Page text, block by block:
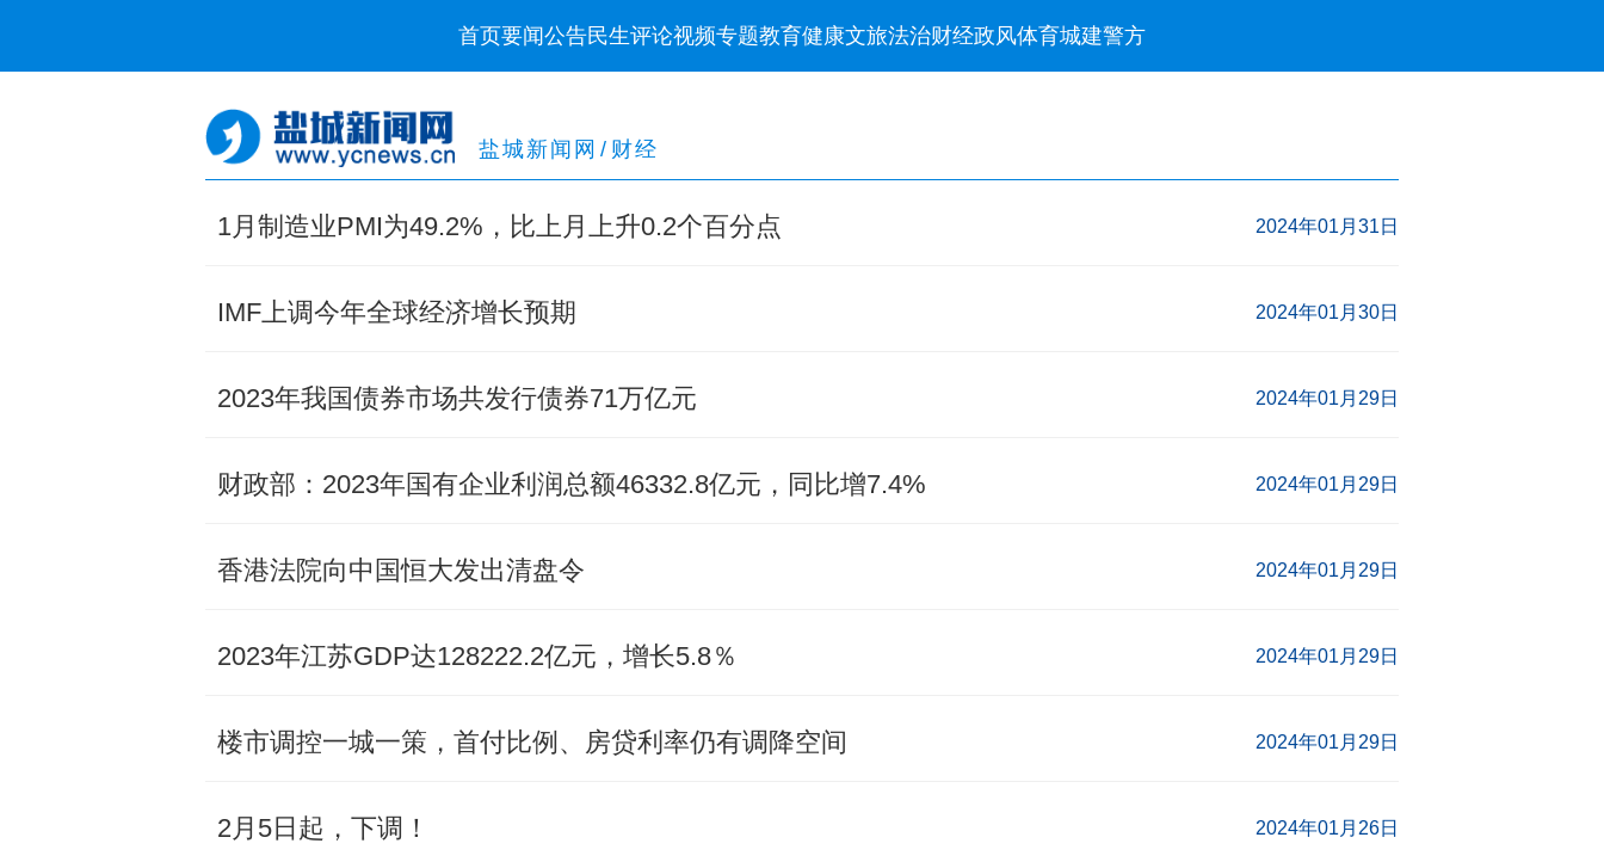
首页要闻公告民生评论视频专题教育健康文旅法治财经政风体育城建警方
盐城新闻网 / 财经
1月制造业PMI为49.2%，比上月上升0.2个百分点 2024年01月31日
IMF上调今年全球经济增长预期 2024年01月30日
2023年我国债券市场共发行债券71万亿元 2024年01月29日
财政部：2023年国有企业利润总额46332.8亿元，同比增7.4% 2024年01月29日
香港法院向中国恒大发出清盘令 2024年01月29日
2023年江苏GDP达128222.2亿元，增长5.8％ 2024年01月29日
楼市调控一城一策，首付比例、房贷利率仍有调降空间 2024年01月29日
2月5日起，下调！ 2024年01月26日